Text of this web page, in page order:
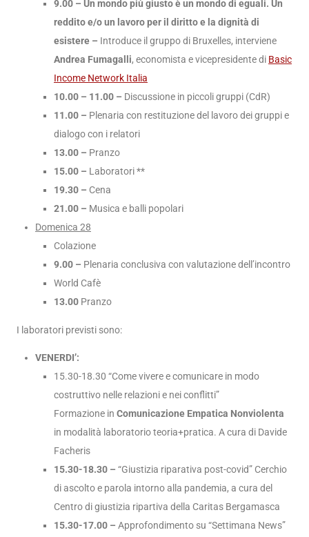
9.00 – Un mondo più giusto è un mondo di eguali. Un
reddito e/o un lavoro per il diritto e la dignità di
esistere – Introduce il gruppo di Bruxelles, interviene
Andrea Fumagalli, economista e vicepresidente di Basic
Income Network Italia
10.00 – 11.00 – Discussione in piccoli gruppi (CdR)
11.00 – Plenaria con restituzione del lavoro dei gruppi e
dialogo con i relatori
13.00 – Pranzo
15.00 – Laboratori **
19.30 – Cena
21.00 – Musica e balli popolari
Domenica 28
Colazione
9.00 – Plenaria conclusiva con valutazione dell’incontro
World Cafè
13.00 Pranzo
I laboratori previsti sono:
VENERDI’:
15.30-18.30 “Come vivere e comunicare in modo
costruttivo nelle relazioni e nei conflitti”
Formazione in Comunicazione Empatica Nonviolenta
in modalità laboratorio teoria+pratica. A cura di Davide
Facheris
15.30-18.30 – “Giustizia riparativa post-covid” Cerchio
di ascolto e parola intorno alla pandemia, a cura del
Centro di giustizia ripartiva della Caritas Bergamasca
15.30-17.00 – Approfondimento su “Settimana News”